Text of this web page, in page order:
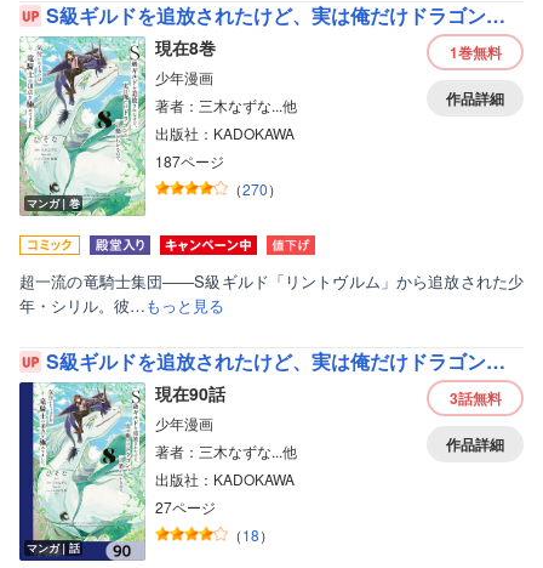
S級ギルドを追放されたけど、実は俺だけドラゴンの言葉がわかるので、気付いたときには竜騎士の頂点を極めてました。
マンガ｜巻
現在8巻
少年漫画
著者：三木なずな...他
出版社：KADOKAWA
187ページ
（270）
1巻無料
作品詳細
超一流の竜騎士集団――S級ギルド「リントヴルム」から追放された少
年・シリル。彼…もっと見る
S級ギルドを追放されたけど、実は俺だけドラゴンの言葉がわかるので、気付いたときには竜騎士の頂点を極めてました。【分冊版】
マンガ｜話
現在90話
少年漫画
著者：三木なずな...他
出版社：KADOKAWA
27ページ
（18）
3話無料
作品詳細